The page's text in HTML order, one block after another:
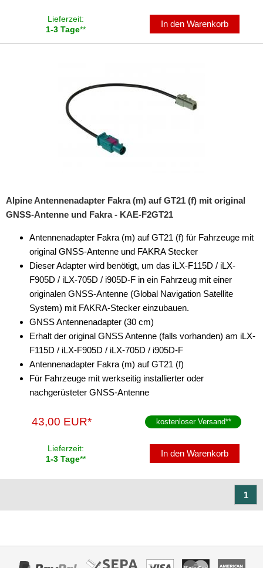
Fakra
GT 21
ISO (50 Ohm)
Klinke
Koax
M10 x 0,75
Mini-Fakra (2 polig)
offenes Kabel
SMB
SMC
Lieferzeit:
1-3 Tage**
In den Warenkorb
Alpine Antennenadapter Fakra (m) auf GT21 (f) mit original
GNSS-Antenne und Fakra - KAE-F2GT21
Antennenadapter Fakra (m) auf GT21 (f) für Fahrzeuge mit
original GNSS-Antenne und FAKRA Stecker
Dieser Adapter wird benötigt, um das iLX-F115D / iLX-
F905D / iLX-705D / i905D-F in ein Fahrzeug mit einer
originalen GNSS-Antenne (Global Navigation Satellite
System) mit FAKRA-Stecker einzubauen.
GNSS Antennenadapter (30 cm)
Erhalt der original GNSS Antenne (falls vorhanden) am iLX-
F115D / iLX-F905D / iLX-705D / i905D-F
Antennenadapter Fakra (m) auf GT21 (f)
Für Fahrzeuge mit werkseitig installierter oder
nachgerüsteter GNSS-Antenne
43,00 EUR* kostenloser Versand**
Lieferzeit:
1-3 Tage**
In den Warenkorb
1